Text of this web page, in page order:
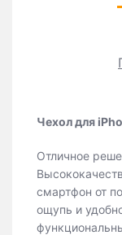
Чехол для
Отличное
смартфон от
ощупь и